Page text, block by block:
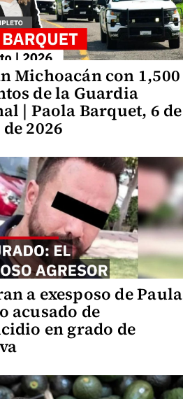
Michoacán con 1,500
de la Guardia
| Paola Barquet, 6 de
2026
a exesposo de Paula
acusado de
en grado de